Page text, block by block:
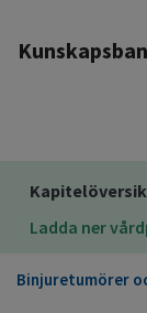
Ladda ner
Binjuretumörer